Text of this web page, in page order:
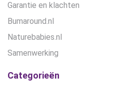
Garantie en klachten
Bumaround.nl
Naturebabies.nl
Samenwerking
Categorieën